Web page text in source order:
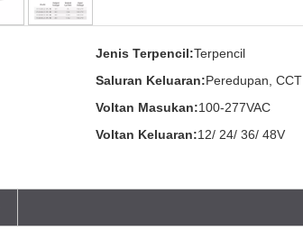
Jenis Terpencil:Terpencil
Saluran Keluaran:Peredupan, CCT
Voltan Masukan:100-277VAC
Voltan Keluaran:12/ 24/ 36/ 48V